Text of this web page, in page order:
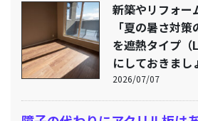
新築やリフォー
「夏の暑さ対
を遮熱タイプ（
にしておきま
2026/07/07